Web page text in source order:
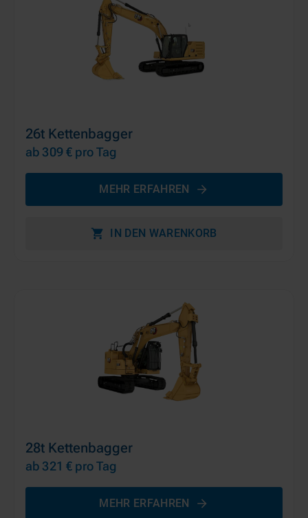
26t Kettenbagger
ab 309 € pro Tag
MEHR ERFAHREN
IN DEN WARENKORB
28t Kettenbagger
ab 321 € pro Tag
MEHR ERFAHREN